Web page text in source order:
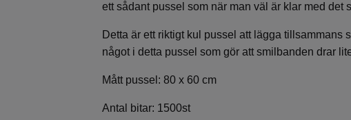
ett sådant pussel som när man väl är klar med det
Detta är ett riktigt kul pussel att lägga
något i detta pussel som gör att smilbanden drar
Mått pussel: 80 x 60 cm
Antal bitar: 1500st